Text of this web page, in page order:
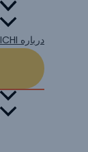
درباره RICHI